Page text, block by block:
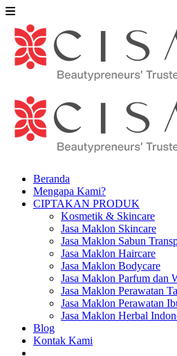
Beranda
Mengapa Kami?
CIPTAKAN PRODUK
Kosmetik & Skincare
Jasa Maklon Skincare
Jasa Maklon Sabun
Jasa Maklon Haircare
Jasa Maklon Bodycare
Jasa Maklon Parfum dan
Jasa Maklon Perawatan
Jasa Maklon Perawatan
Jasa Maklon Herbal
Blog
Kontak Kami